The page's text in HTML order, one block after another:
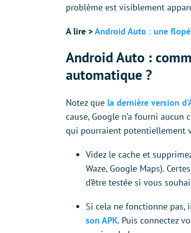
problème est visiblement
A lire >Android Auto : une
Android Auto :
automatique ?
Notez que la dernière version
cause, Google n’a fourni
qui pourraient potentiellement
Videz le cache et
Waze, Google Maps).
d’être testée si vous
Si cela ne fonctionne pas,
son APK. Puis connectez